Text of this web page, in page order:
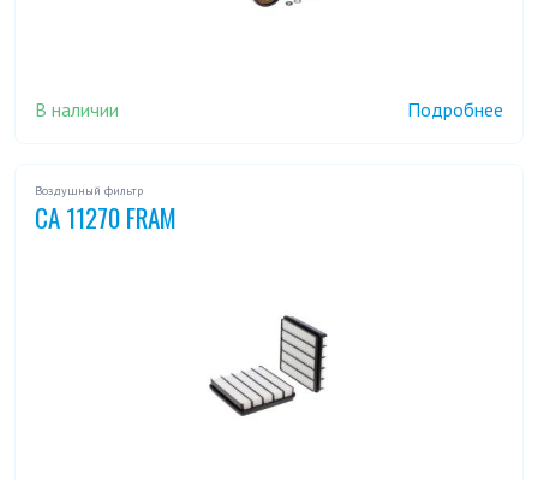
В наличии Подробнее
Воздушный фильтр
CA 11270 FRAM